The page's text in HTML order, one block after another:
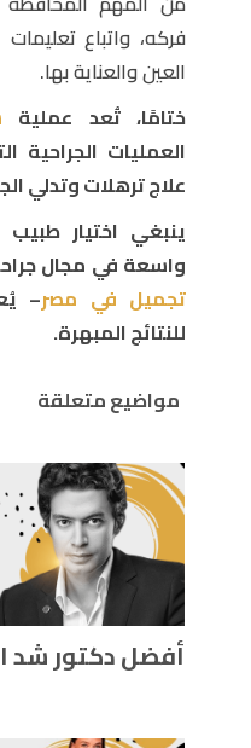
فركه، واتباع
العين والعناية بها.
ختامًا، تُعد عملية
العمليات الجراحية
علاج ترهلات وتدلي
ينبغي اختيار
واسعة في مجال
تجميل في مصر–
للنتائج المبهرة.
مواضيع متعلقة
أفضل دكتور شد